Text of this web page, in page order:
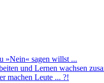
»Nein« sagen willst ...
und Lernen wachsen
machen Leute ... ?!